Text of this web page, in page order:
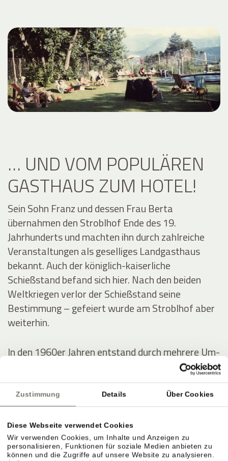
Zustimmung Details Über Cookies
Diese Webseite verwendet Cookies
Wir verwenden Cookies, um Inhalte und Anzeigen zu
personalisieren, Funktionen für soziale Medien anbieten zu
können und die Zugriffe auf unsere Website zu analysieren.
… UND VOM POPULÄREN
GASTHAUS ZUM HOTEL!
Sein Sohn Franz und dessen Frau Berta
übernahmen den Stroblhof Ende des 19.
Jahrhunderts und machten ihn durch zahlreiche
Veranstaltungen als geselliges Landgasthaus
bekannt. Auch der königlich-kaiserliche
Schießstand befand sich hier. Nach den beiden
Weltkriegen verlor der Schießstand seine
Bestimmung – gefeiert wurde am Stroblhof aber
weiterhin.
In den 1960er Jahren entstand durch mehrere Um-
und Zubauten das erste Hotel mit Freibad im
Überetsch. Der junge Erbe Josef Hanni-Ausserer
baute 1972 das erste Hallenbad der Region,
errichtete zwei Tennisplätze und intensivierte die
Weinproduktion.